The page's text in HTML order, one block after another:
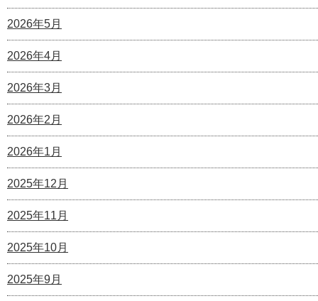
2026年5月
2026年4月
2026年3月
2026年2月
2026年1月
2025年12月
2025年11月
2025年10月
2025年9月